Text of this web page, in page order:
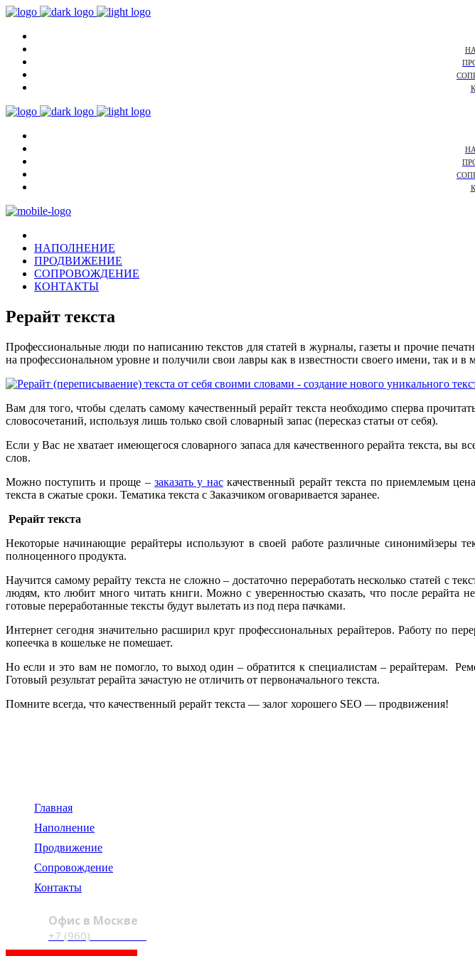
НАПОЛНЕНИЕ
ПРОДВИЖЕНИЕ
СОПРОВОЖДЕНИЕ
КОНТАКТЫ
Рерайт текста
Профессиональные люди по написанию текстов для статей в журналы, газеты и прочие
на профессиональном уровне и получили свои лавры как в известности своего имени, так и в
Вам для того, чтобы сделать самому качественный рерайт текста необходимо сперва
словосочетаний, используя лишь только свой словарный запас (пересказ статьи от себя).
Если у Вас не хватает имеющегося словарного запаса для качественного рерайта текста,
слов.
Можно поступить и проще –заказать у наскачественный рерайт текста по приемлемым
текста в сжатые сроки. Тематика текста с Заказчиком оговаривается заранее.
Рерайт текста
Некоторые начинающие рерайтеры используют в своей работе различные синонимйзеры
полноценного продукта.
Научится самому рерайту текста не сложно – достаточно переработать несколько статей с
людям, кто любит много читать книги. Можно с уверенностью сказать, что после рерайта
готовые переработанные тексты будут вылетать из под пера пачками.
Интернет сегодня значительно расширил круг профессиональных рерайтеров. Работу по
копеечка в кошельке не помешает.
Но если и это вам не помогло, то выход один – обратится к специалистам – рерайтерам.
Готовый результат рерайта зачастую не отличить от первоначального текста.
Помните всегда, что качественный рерайт текста — залог хорошего SEO — продвижения!
Главная
Наполнение
Продвижение
Сопровождение
Контакты
Офис в Москве
+7 (960)